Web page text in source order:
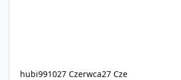
hubi991027 Czerwca27 Cze